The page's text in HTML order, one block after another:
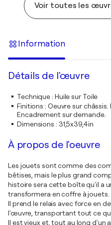
Voir toutes les
Information
Détails de l'œuvre
Technique: Huile sur Toile
Finitions : Oeuvre sur
Encadrement sur demande.
Dimensions : 31,5x39,4in
À propos de l'oeuvre
Les jouets sont comme des
bêtises, mais le plus grand
histoire sera cette boîte qu'il a
transformera en coffre à jouets.
Il prend le relais avec force en
l'œuvre, transportant tout ce qui
Il est vieux et, tout au long d'un